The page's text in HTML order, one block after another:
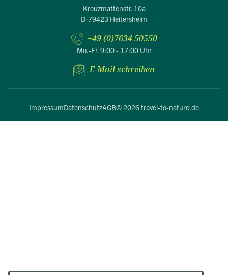
Kreuzmattenstr. 10a
D-79423 Heitersheim
+49 (0)7634 50550
Mo.-Fr. 9:00 - 17:00 Uhr
E-Mail schreiben
ImpressumDatenschutzAGB© 2026 travel-to-nature.de